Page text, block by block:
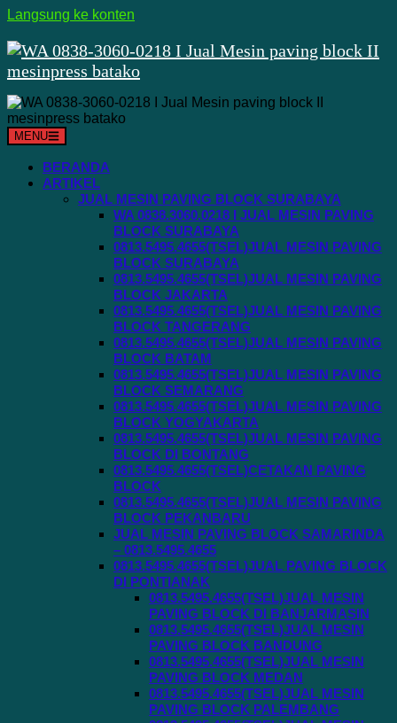
Langsung ke konten
MENU
BERANDA
ARTIKEL
JUAL MESIN PAVING BLOCK SURABAYA
WA 0838.3060.0218 I JUAL MESIN PAVING
BLOCK SURABAYA
0813.5495.4655(TSEL)JUAL MESIN PAVING
BLOCK SURABAYA
0813.5495.4655(TSEL)JUAL MESIN PAVING
BLOCK JAKARTA
0813.5495.4655(TSEL)JUAL MESIN PAVING
BLOCK TANGERANG
0813.5495.4655(TSEL)JUAL MESIN PAVING
BLOCK BATAM
0813.5495.4655(TSEL)JUAL MESIN PAVING
BLOCK SEMARANG
0813.5495.4655(TSEL)JUAL MESIN PAVING
BLOCK YOGYAKARTA
0813.5495.4655(TSEL)JUAL MESIN PAVING
BLOCK DI BONTANG
0813.5495.4655(TSEL)CETAKAN PAVING
BLOCK
0813.5495.4655(TSEL)JUAL MESIN PAVING
BLOCK PEKANBARU
JUAL MESIN PAVING BLOCK SAMARINDA
– 0813.5495.4655
0813.5495.4655(TSEL)JUAL PAVING BLOCK
DI PONTIANAK
0813.5495.4655(TSEL)JUAL MESIN
PAVING BLOCK DI BANJARMASIN
0813.5495.4655(TSEL)JUAL MESIN
PAVING BLOCK BANDUNG
0813.5495.4655(TSEL)JUAL MESIN
PAVING BLOCK MEDAN
0813.5495.4655(TSEL)JUAL MESIN
PAVING BLOCK PALEMBANG